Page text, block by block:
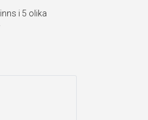
i 5 olika